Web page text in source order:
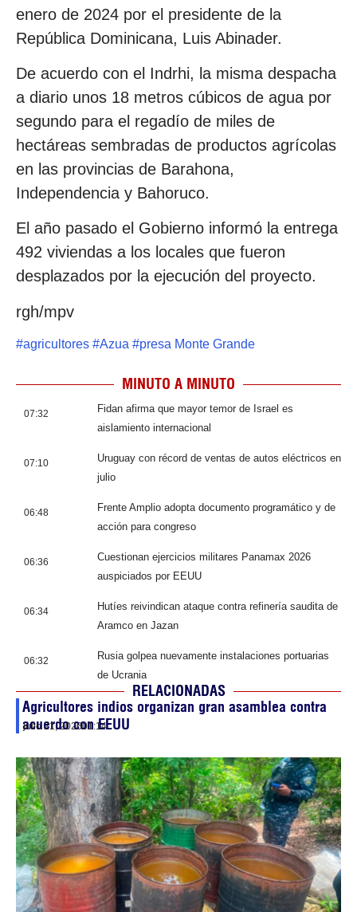
enero de 2024 por el presidente de la
República Dominicana, Luis Abinader.
De acuerdo con el Indrhi, la misma despacha
a diario unos 18 metros cúbicos de agua por
segundo para el regadío de miles de
hectáreas sembradas de productos agrícolas
en las provincias de Barahona,
Independencia y Bahoruco.
El año pasado el Gobierno informó la entrega
492 viviendas a los locales que fueron
desplazados por la ejecución del proyecto.
rgh/mpv
#agricultores #Azua #presa Monte Grande
MINUTO A MINUTO
07:32
Fidan afirma que mayor temor de Israel es
aislamiento internacional
07:10
Uruguay con récord de ventas de autos eléctricos en
julio
06:48
Frente Amplio adopta documento programático y de
acción para congreso
06:36
Cuestionan ejercicios militares Panamax 2026
auspiciados por EEUU
06:34
Hutíes reivindican ataque contra refinería saudita de
Aramco en Jazan
06:32
Rusia golpea nuevamente instalaciones portuarias
de Ucrania
RELACIONADAS
Agricultores indios organizan gran asamblea contra
acuerdo con EEUU
julio 21, 202601:14